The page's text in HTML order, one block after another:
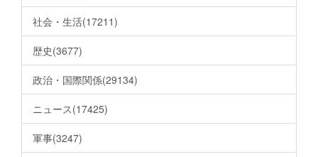
社会・生活(17211)
歴史(3677)
政治・国際関係(29134)
ニュース(17425)
軍事(3247)